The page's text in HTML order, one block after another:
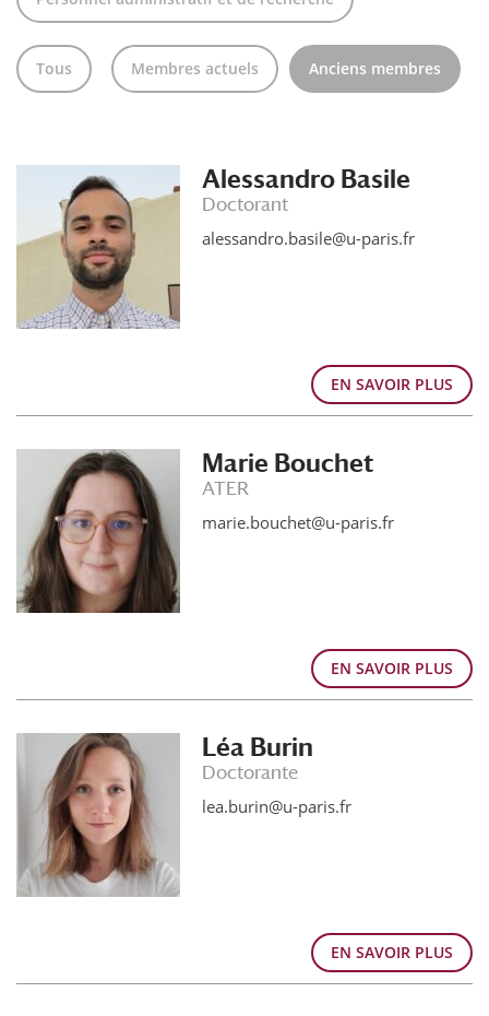
Tous Membres actuels Anciens membres
Alessandro Basile
Doctorant
alessandro.basile@u-paris.fr
EN SAVOIR PLUS
Marie Bouchet
ATER
marie.bouchet@u-paris.fr
EN SAVOIR PLUS
Léa Burin
Doctorante
lea.burin@u-paris.fr
EN SAVOIR PLUS